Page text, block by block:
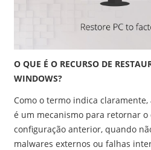
O QUE É O RECURSO DE
WINDOWS?
Como o termo indica
é um mecanismo para retornar
configuração anterior, quando
malwares externos ou falhas